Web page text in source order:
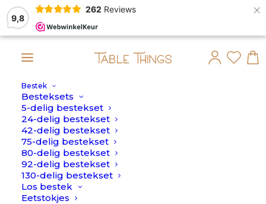
9,8
262 Reviews ×
Bestek
Besteksets
5-delig bestekset
24-delig bestekset
42-delig bestekset
75-delig bestekset
80-delig bestekset
92-delig bestekset
130-delig bestekset
Los bestek
Eetstokjes
10 Augustus verstuurd.